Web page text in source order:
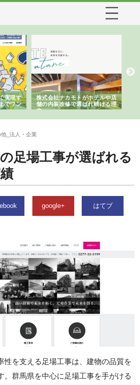
実現す
でワン
株式会社ナカモトがホテルや店
舗の内装改修で選ばれ続ける理
由
他_法人・企業
足場工事が選ばれる
google+ はてブ
性を支える足場工事は、建物の品質を
。群馬県を中心に足場工事を手がける